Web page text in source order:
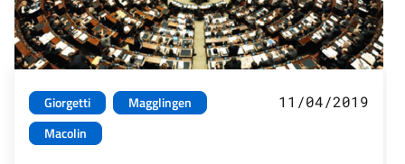
Giorgetti
Magglingen
Macolin
11/04/2019